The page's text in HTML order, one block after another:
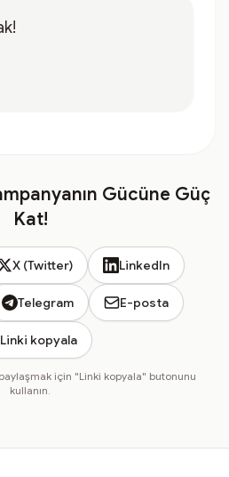
Gücüne Güç
Kat!
X (Twitter) LinkedIn
Telegram E-posta
Linki kopyala
için "Linki kopyala" butonunu
kullanın.